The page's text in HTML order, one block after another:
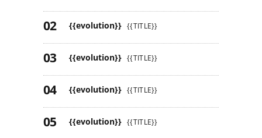
{{evolution}} {{TITLE}}
{{evolution}} {{TITLE}}
{{evolution}} {{TITLE}}
{{evolution}} {{TITLE}}